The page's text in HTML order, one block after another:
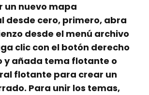
un nuevo mapa
desde cero, primero, abra
desde el menú archivo
clic con el botón derecho
y añada tema flotante o
flotante para crear un
Para unir los temas,